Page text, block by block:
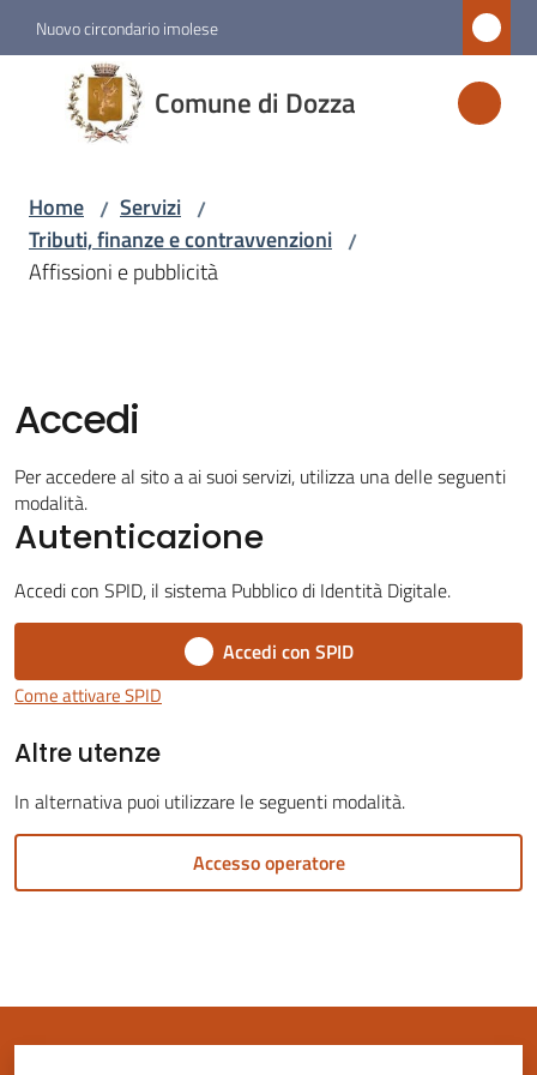
Vai al contenuto
Vai alla navigazione
Vai al footer
Nuovo circondario imolese
Comune di Dozza
Comune
di
Dozza
Amministrazione
Menu selezionato
Vivere
Dozza
Servizi
line
Tutti
argomenti
Home / Servizi /
Tributi, finanze e contravvenzioni /
Affissioni e pubblicità
Accedi
Per accedere al sito a ai suoi servizi, utilizza una delle seguenti
modalità.
Autenticazione
Accedi con SPID, il sistema Pubblico di Identità Digitale.
Accedi con SPID
Come attivare SPID
Altre utenze
In alternativa puoi utilizzare le seguenti modalità.
Accesso operatore